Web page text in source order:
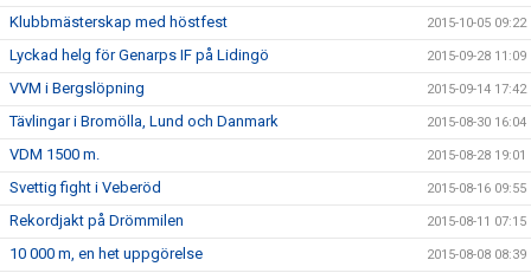
Klubbmästerskap med höstfest 2015-10-05 09:22
Lyckad helg för Genarps IF på Lidingö 2015-09-28 11:09
VVM i Bergslöpning 2015-09-14 17:42
Tävlingar i Bromölla, Lund och Danmark 2015-08-30 16:04
VDM 1500 m. 2015-08-28 19:01
Svettig fight i Veberöd 2015-08-16 09:55
Rekordjakt på Drömmilen 2015-08-11 07:15
10 000 m, en het uppgörelse 2015-08-08 08:39